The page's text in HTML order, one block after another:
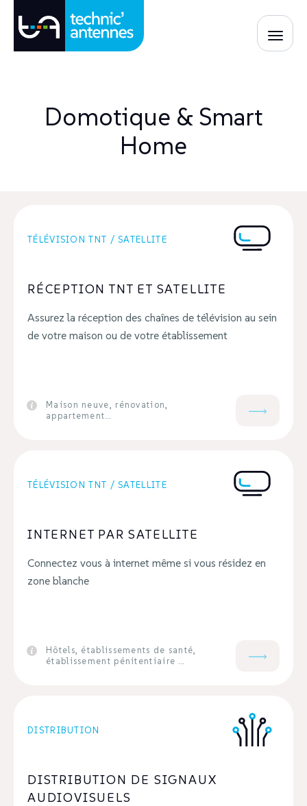
Domotique & Smart
Home
TÉLÉVISION TNT / SATELLITE
RÉCEPTION TNT ET SATELLITE
Assurez la réception des chaînes de télévision au sein
de votre maison ou de votre établissement
Maison neuve, rénovation,
appartement…
TÉLÉVISION TNT / SATELLITE
INTERNET PAR SATELLITE
Connectez vous à internet même si vous résidez en
zone blanche
Hôtels, établissements de santé,
établissement pénitentiaire …
DISTRIBUTION
DISTRIBUTION DE SIGNAUX
AUDIOVISUELS